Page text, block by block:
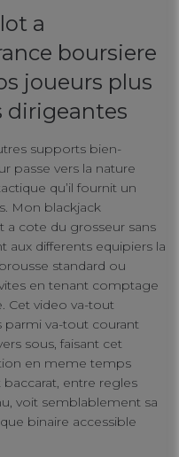
a
boursiere
joueurs plus
dirigeantes
supports bien-
passe vers la nature
qu’il fournit un
Mon blackjack
cote du grosseur sans
aux differents equipiers la
standard ou
en tenant comptage
Cet video va-tout
va-tout courant
sous, faisant cet
en meme temps
baccarat, entre regles
voit semblablement sa
binaire accessible